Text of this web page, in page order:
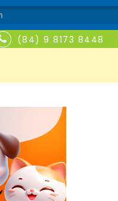
(84) 9 8173 8448